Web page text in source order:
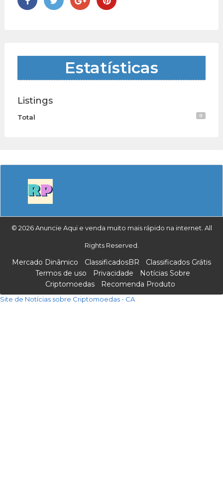
Estatísticas
Listings
Total 0
© 2026 Anuncie Aqui e venda muito mais rápido na internet. All
Rights Reserved.
Mercado Dinâmico ClassificadosBR
Classificados Grátis
Termos de uso
Privacidade
Notícias Sobre
Criptomoedas
Recomenda Produto
Site de Notícias sobre Criptomoedas - CA